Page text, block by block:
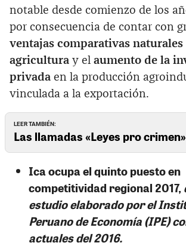
notable desde comienzo de los
por consecuencia de contar con
ventajas comparativas naturales
agricultura y el aumento de la
privada en la producción
vinculada a la exportación.
LEER TAMBIÉN:
Las llamadas «Leyes pro
Ica ocupa el quinto puesto en
competitividad regional 2017,
estudio elaborado por el
Peruano de Economía (IPE)
actuales del 2016.